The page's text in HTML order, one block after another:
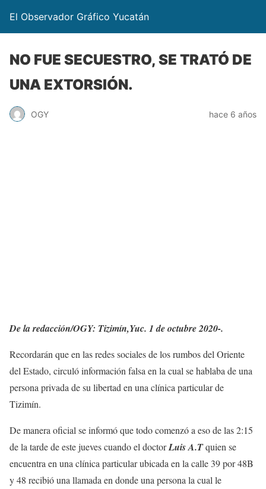
El Observador Gráfico Yucatán
NO FUE SECUESTRO, SE TRATÓ DE
UNA EXTORSIÓN.
OGY hace 6 años
De la redacción/OGY: Tizimín,Yuc. 1 de octubre 2020-.
Recordarán que en las redes sociales de los rumbos del Oriente
del Estado, circuló información falsa en la cual se hablaba de una
persona privada de su libertad en una clínica particular de
Tizimín.
De manera oficial se informó que todo comenzó a eso de las 2:15
de la tarde de este jueves cuando el doctorLuis A.Tquien se
encuentra en una clínica particular ubicada en la calle 39 por 48B
y 48 recibió una llamada en donde una persona la cual le